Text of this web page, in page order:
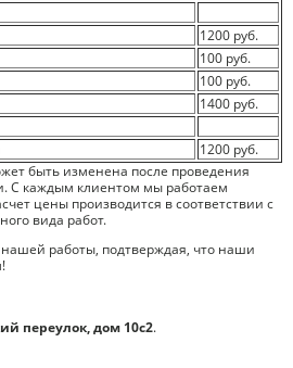
1200 руб.
100 руб.
100 руб.
1400 руб.
1200 руб.
быть изменена после проведения
С каждым клиентом мы работаем
цены производится в соответствии с
вида работ.
работы, подтверждая, что наши
переулок, дом 10с2.